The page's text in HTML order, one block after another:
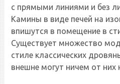
с прямыми линиями и без
Камины в виде печей на
впишутся в помещение в
Существует множество
стиле классических
внешне могут ничем от них